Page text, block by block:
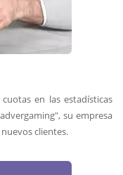
en las estadísticas
su empresa
clientes.